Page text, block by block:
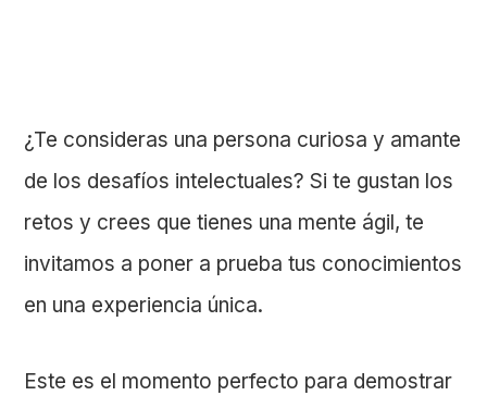
¿Te consideras una persona curiosa y amante
de los desafíos intelectuales? Si te gustan los
retos y crees que tienes una mente ágil, te
invitamos a poner a prueba tus conocimientos
en una experiencia única.
Este es el momento perfecto para demostrar